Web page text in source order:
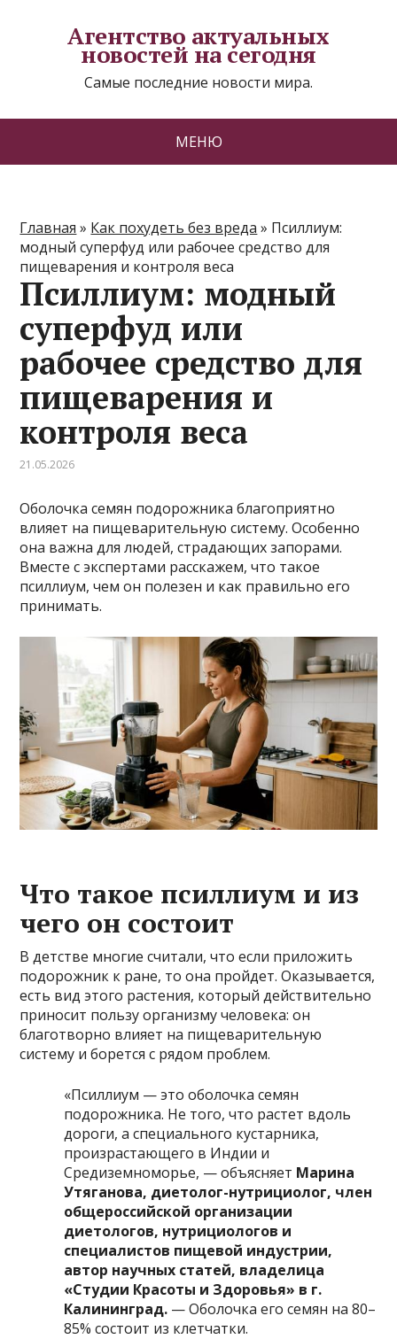
Агентство актуальных
новостей на сегодня
Самые последние новости мира.
МЕНЮ
Главная » Как похудеть без вреда » Псиллиум:
модный суперфуд или рабочее средство для
пищеварения и контроля веса
Псиллиум: модный
суперфуд или
рабочее средство для
пищеварения и
контроля веса
21.05.2026
Оболочка семян подорожника благоприятно
влияет на пищеварительную систему. Особенно
она важна для людей, страдающих запорами.
Вместе с экспертами расскажем, что такое
псиллиум, чем он полезен и как правильно его
принимать.
Что такое псиллиум и из
чего он состоит
В детстве многие считали, что если приложить
подорожник к ране, то она пройдет. Оказывается,
есть вид этого растения, который действительно
приносит пользу организму человека: он
благотворно влияет на пищеварительную
систему и борется с рядом проблем.
«Псиллиум — это оболочка семян
подорожника. Не того, что растет вдоль
дороги, а специального кустарника,
произрастающего в Индии и
Средиземноморье, — объясняет Марина
Утяганова, диетолог-нутрициолог, член
общероссийской организации
диетологов, нутрициологов и
специалистов пищевой индустрии,
автор научных статей, владелица
«Студии Красоты и Здоровья» в г.
Калининград. — Оболочка его семян на 80–
85% состоит из клетчатки.